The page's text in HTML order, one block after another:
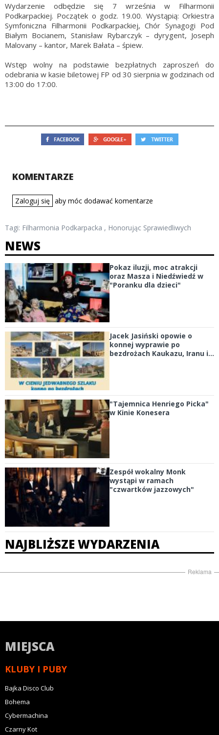
Wydarzenie odbędzie się 7 września w Filharmonii
Podkarpackiej. Początek o godz. 19.00. Wystąpią: Orkiestra
Symfoniczna Filharmonii Podkarpackiej, Chór Synagogi Pod
Białym Bocianem, Stanisław Rybarczyk – dyrygent, Joseph
Malovany – kantor, Marek Bałata – śpiew.
Wstęp wolny na podstawie bezpłatnych zaproszeń do
odebrania w kasie biletowej FP od 30 sierpnia w godzinach od
13:00 do 17:00.
KOMENTARZE
Zaloguj się aby móc dodawać komentarze
Tagi: Filharmonia Podkarpacka , Honorując Sprawiedliwych
NEWS
Pokaz iluzji, moc atrakcji
oraz Masza i Niedźwiedź w
"Poranku dla dzieci"
Jacek Jasiński opowie o
konnej wyprawie po
bezdrożach Kaukazu, Iranu i...
"Tajemnica Henriego Picka"
w Kinie Konesera
Zespół wokalny Monk
wystąpi w ramach
"czwartków jazzowych"
NAJBLIŻSZE WYDARZENIA
Reklama
MIEJSCA
KLUBY I PUBY
Bajka Disco Club
Bohema
Cybermachina
Czarny Kot